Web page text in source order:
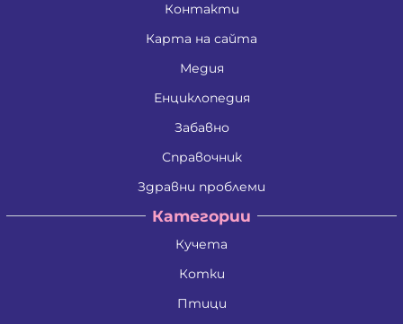
Контакти
Карта на сайта
Медия
Енциклопедия
Забавно
Справочник
Здравни проблеми
Категории
Кучета
Котки
Птици